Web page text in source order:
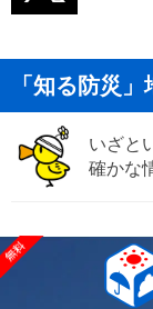
「知る防災」
いざと
確かな